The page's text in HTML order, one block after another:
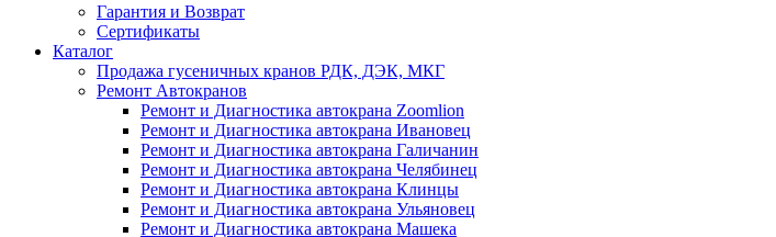
Гарантия и Возврат
Сертификаты
Каталог
Продажа гусеничных кранов РДК, ДЭК, МКГ
Ремонт Автокранов
Ремонт и Диагностика автокрана Zoomlion
Ремонт и Диагностика автокрана Ивановец
Ремонт и Диагностика автокрана Галичанин
Ремонт и Диагностика автокрана Челябинец
Ремонт и Диагностика автокрана Клинцы
Ремонт и Диагностика автокрана Ульяновец
Ремонт и Диагностика автокрана Машека